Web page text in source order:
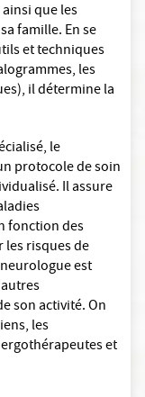
que les
famille. En se
et techniques
les
il détermine la
le
protocole de soin
Il assure
fonction des
risques de
est
son activité. On
les
et